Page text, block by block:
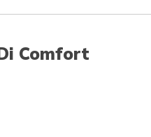
Comfort